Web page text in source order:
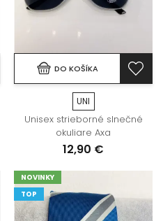
DO KOŠÍKA
UNI
Unisex strieborné slnečné
okuliare Axa
12,90 €
NOVINKY
TOP